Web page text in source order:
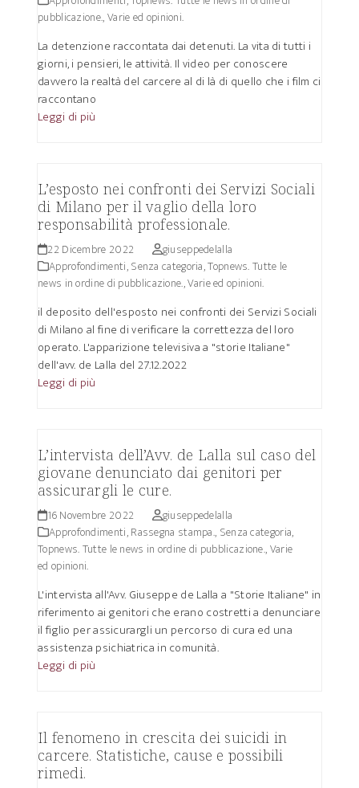
pubblicazione.,Varie ed opinioni.
La detenzione raccontata dai detenuti. La vita di tutti i
giorni, i pensieri, le attività. Il video per conoscere
davvero la realtà del carcere al di là di quello che i film ci
raccontano
Leggi di più
L’esposto nei confronti dei Servizi Sociali
di Milano per il vaglio della loro
responsabilità professionale.
22 Dicembre 2022
giuseppedelalla
Approfondimenti,Senza categoria,Topnews. Tutte le
news in ordine di pubblicazione.,Varie ed opinioni.
il deposito dell'esposto nei confronti dei Servizi Sociali
di Milano al fine di verificare la correttezza del loro
operato. L'apparizione televisiva a "storie Italiane"
dell'avv. de Lalla del 27.12.2022
Leggi di più
L’intervista dell’Avv. de Lalla sul caso del
giovane denunciato dai genitori per
assicurargli le cure.
16 Novembre 2022
giuseppedelalla
Approfondimenti,Rassegna stampa., Senza categoria,
Topnews. Tutte le news in ordine di pubblicazione.,Varie
ed opinioni.
L'intervista all'Avv. Giuseppe de Lalla a "Storie Italiane" in
riferimento ai genitori che erano costretti a denunciare
il figlio per assicurargli un percorso di cura ed una
assistenza psichiatrica in comunità.
Leggi di più
Il fenomeno in crescita dei suicidi in
carcere. Statistiche, cause e possibili
rimedi.